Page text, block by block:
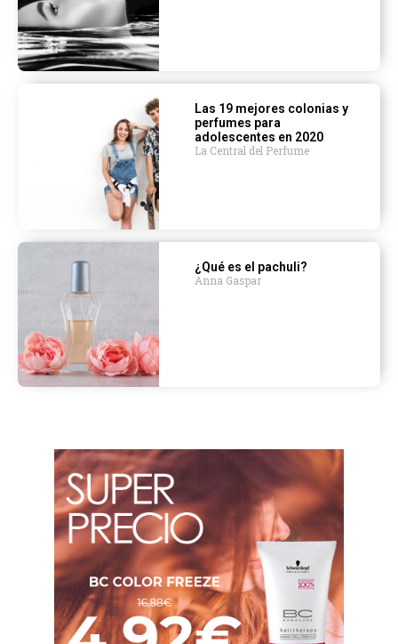
Las 19 mejores colonias y
perfumes para
adolescentes en 2020
La Central del Perfume
¿Qué es el pachuli?
Anna Gaspar